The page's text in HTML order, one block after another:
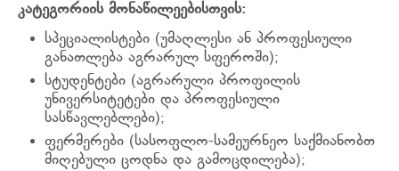
კატეგორიის მონაწილეებისთვის:
სპეციალისტები (უმაღლესი ან პროფესიული
განათლება აგრარულ სფეროში);
სტუდენტები (აგრარული პროფილის
უნივერსიტეტები და პროფესიული
სასწავლებლები);
ფერმერები (სასოფლო-სამეურნეო საქმიანობთ
მიღებული ცოდნა და გამოცდილება);